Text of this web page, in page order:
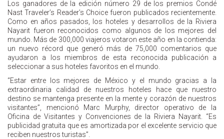
Los ganadores de la edición número 29 de los premios Condé
Nast Traveler’s Reader’s Choice fueron publicados recientemente.
Como en años pasados, los hoteles y desarrollos de la Riviera
Nayarit fueron reconocidos como algunos de los mejores del
mundo. Más de 300,000 viajeros votaron este año en la contienda:
un nuevo récord que generó más de 75,000 comentarios que
ayudaron a los miembros de esta reconocida publicación a
seleccionar a sus hoteles favoritos en el mundo.
“Estar entre los mejores de México y el mundo gracias a la
extraordinaria calidad de nuestros hoteles hace que nuestro
destino se mantenga presente en la mente y corazón de nuestros
visitantes”, mencionó Marc Murphy, director operativo de la
Oficina de Visitantes y Convenciones de la Riviera Nayarit. “Es
publicidad gratuita que es amortizada por el excelente servicio que
reciben nuestros turistas”.